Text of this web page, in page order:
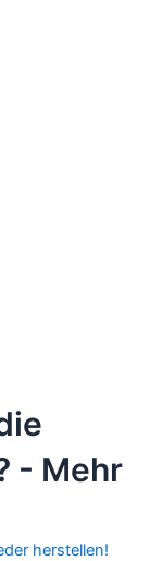
- Mehr
herstellen!